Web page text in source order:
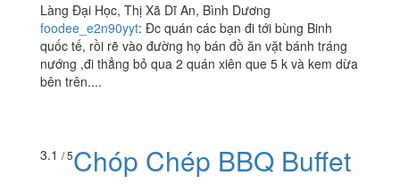
Làng Đại Học, Thị Xã Dĩ An, Bình Dương
foodee_e2n90yyt: Đc quán các bạn đi tới bùng Binh
quốc tế, rồi rẽ vào đường họ bán đồ ăn vặt bánh tráng
nướng ,đi thẳng bỏ qua 2 quán xiên que 5 k và kem dừa
bên trên....
3.1 / 5Chóp Chép BBQ Buffet